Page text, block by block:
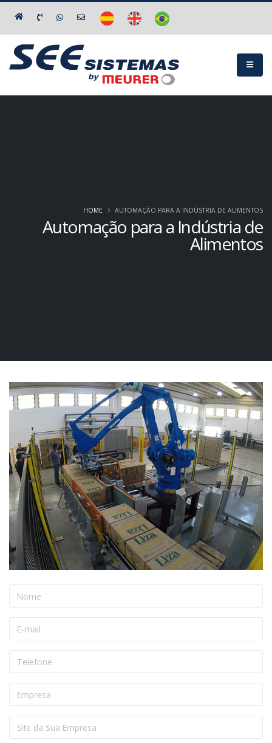
Automação para a Indústria de
Alimentos
HOME AUTOMAÇÃO PARA A INDÚSTRIA DE ALIMENTOS